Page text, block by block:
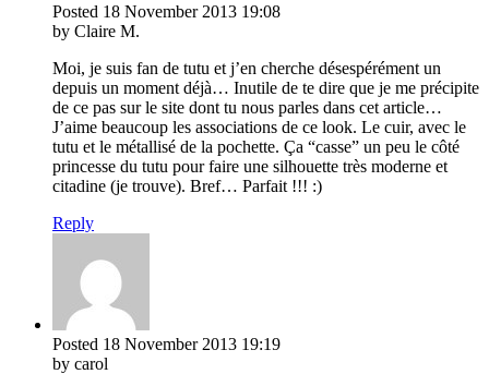
Posted 18 November 2013 19:08
by Claire M.
Moi, je suis fan de tutu et j’en cherche désespérément un
depuis un moment déjà… Inutile de te dire que je me précipite
de ce pas sur le site dont tu nous parles dans cet article…
J’aime beaucoup les associations de ce look. Le cuir, avec le
tutu et le métallisé de la pochette. Ça “casse” un peu le côté
princesse du tutu pour faire une silhouette très moderne et
citadine (je trouve). Bref… Parfait !!! :)
Reply
Posted 18 November 2013 19:19
by carol